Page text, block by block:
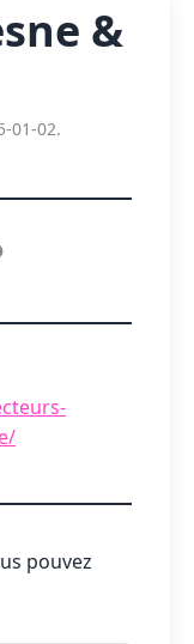
&
01-02.
pouvez